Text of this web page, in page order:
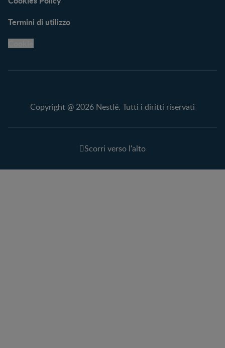
Termini di utilizzo
Copyright @ 2026 Nestlé. Tutti i diritti riservati
Scorri verso l'alto